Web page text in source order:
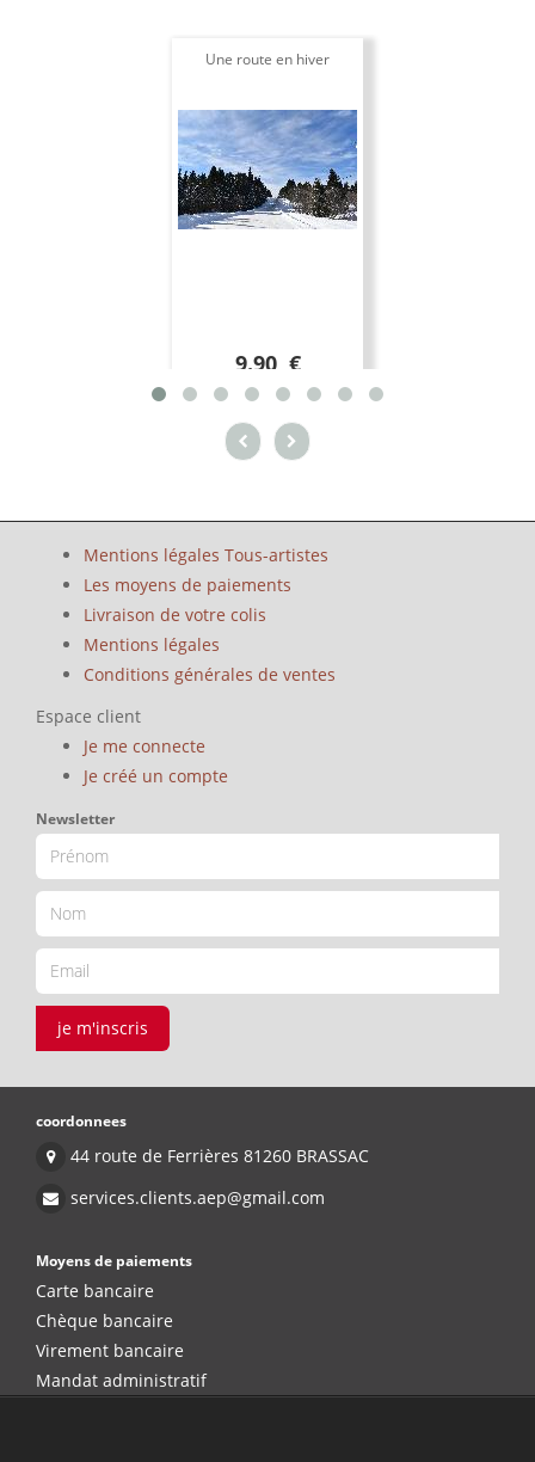
Une route en hiver
9.90 €
Mentions légales Tous-artistes
Les moyens de paiements
Livraison de votre colis
Mentions légales
Conditions générales de ventes
Espace client
Je me connecte
Je créé un compte
Newsletter
je m'inscris
coordonnees
44 route de Ferrières 81260 BRASSAC
services.clients.aep@gmail.com
Moyens de paiements
Carte bancaire
Chèque bancaire
Virement bancaire
Mandat administratif